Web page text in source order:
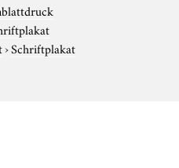
›Schriftplakat